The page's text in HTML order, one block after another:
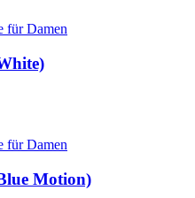
für Damen
für Damen
Motion)